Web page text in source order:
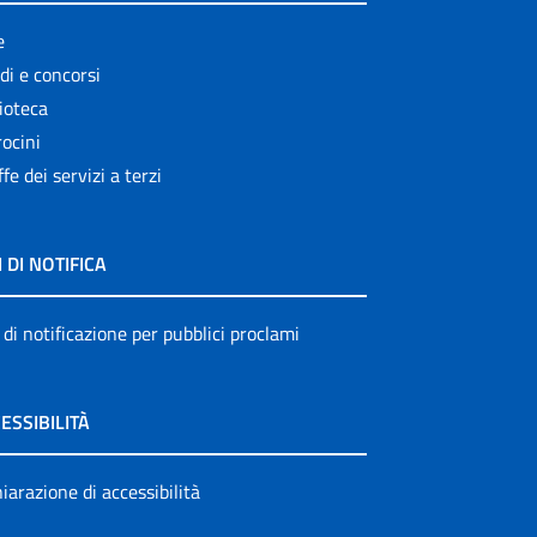
e concorsi
dei servizi a terzi
DI NOTIFICA
notificazione per pubblici proclami
di accessibilità